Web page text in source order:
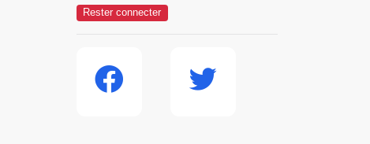
Rester connecter